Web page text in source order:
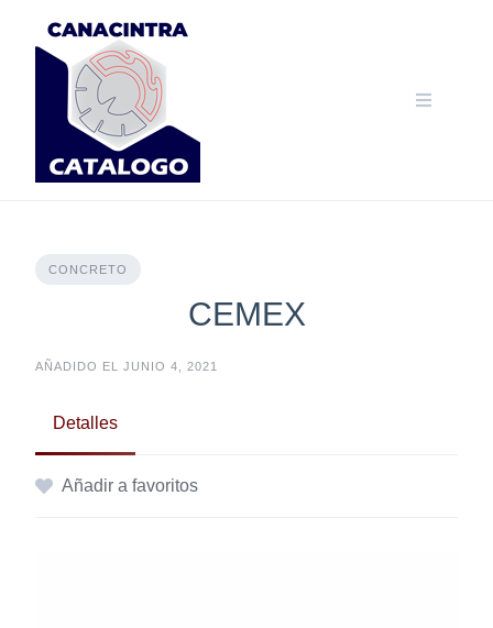
CONCRETO
CEMEX
AÑADIDO EL JUNIO 4, 2021
Detalles
Añadir a favoritos